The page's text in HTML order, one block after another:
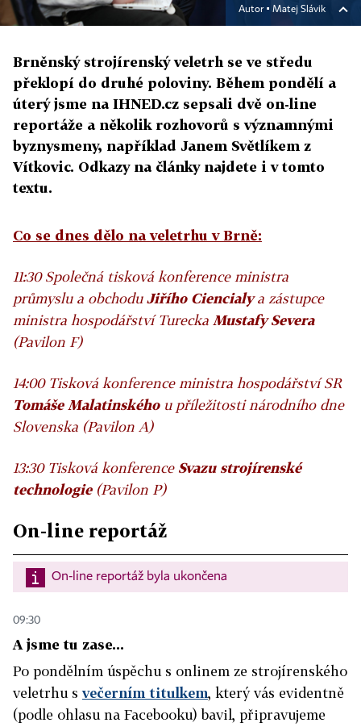
Autor ▪ Matej Slávik
Brněnský strojírenský veletrh se ve středu
překlopí do druhé poloviny. Během pondělí a
úterý jsme na IHNED.cz sepsali dvě on-line
reportáže a několik rozhovorů s významnými
byznysmeny, například Janem Světlíkem z
Vítkovic. Odkazy na články najdete i v tomto
textu.
Co se dnes dělo na veletrhu v Brně:
11:30 Společná tisková konference ministra
průmyslu a obchoduJiřího Ciencialya zástupce
ministra hospodářství Turecka Mustafy Severa
(Pavilon F)
14:00 Tisková konference ministra hospodářství SR
Tomáše Malatinskéhou příležitosti národního dne
Slovenska (Pavilon A)
13:30 Tisková konference Svazu strojírenské
technologie(Pavilon P)
On-line reportáž
On-line reportáž byla ukončena
09:30
A jsme tu zase...
Po pondělním úspěchu s onlinem ze strojírenského
veletrhu svečerním titulkem, který vás evidentně
(podle ohlasu na Facebooku) bavil, připravujeme